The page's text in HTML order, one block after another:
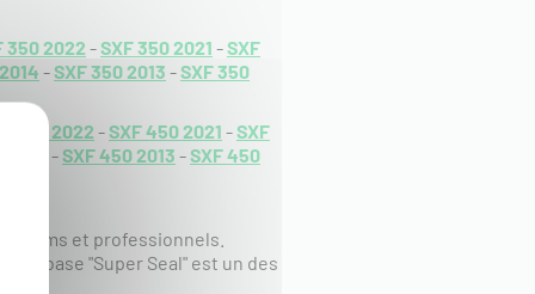
350 2022 -SXF 350 2021 -SXF
-SXF 350 2013 -SXF 350
450 2022 -SXF 450 2021 -SXF
-SXF 450 2013 -SXF 450
teams et professionnels.
embase "Super Seal" est un des